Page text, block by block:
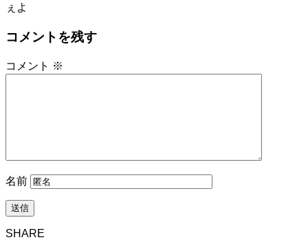
ぇよ
コメントを残す
コメント ※
名前
SHARE